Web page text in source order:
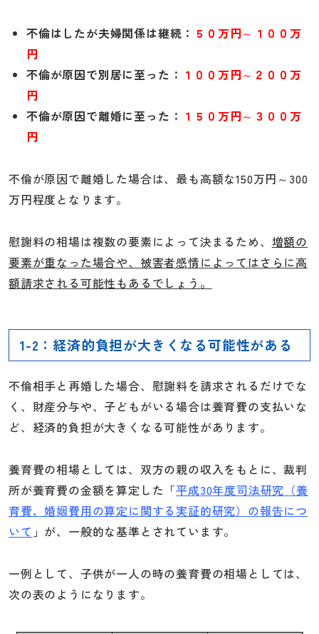
不倫はしたが夫婦関係は継続： ５０万円～１００万
円
不倫が原因で別居に至った： １００万円～２００万
円
不倫が原因で離婚に至った： １５０万円～３００万
円
不倫が原因で離婚した場合は、最も高額な150万円～300
万円程度となります。
慰謝料の相場は複数の要素によって決まるため、 増額の
要素が重なった場合や、被害者感情によってはさらに高
額請求される可能性もあるでしょう。
1-2：経済的負担が大きくなる可能性がある
不倫相手と再婚した場合、慰謝料を請求されるだけでな
く、財産分与や、子どもがいる場合は養育費の支払いな
ど、経済的負担が大きくなる可能性があります。
養育費の相場としては、双方の親の収入をもとに、裁判
所が養育費の金額を算定した「平成30年度司法研究（養
育費，婚姻費用の算定に関する実証的研究）の報告につ
いて 」が、一般的な基準とされています。
一例として、子供が一人の時の養育費の相場としては、
次の表のようになります。